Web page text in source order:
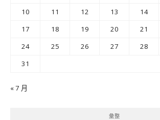
10
11 12 13 14
17
18 19 20 21
24
25 26 27 28
31
« 7 月
彙整